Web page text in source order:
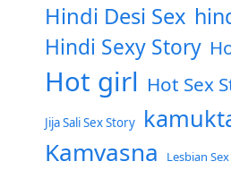
Hindi Desi Sex
Hindi Sexy Story
Hot girl Hot Sex
Jija Sali Sex Story
Kamvasna Lesbian Sex